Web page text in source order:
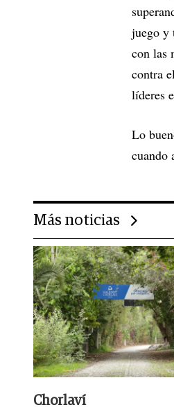
juego y
con las
contra
líderes
Lo
cuando
Más noticias
Chorlaví